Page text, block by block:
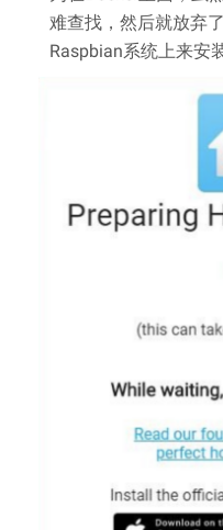
难查找，然后就放弃
Raspbian系统上来安装